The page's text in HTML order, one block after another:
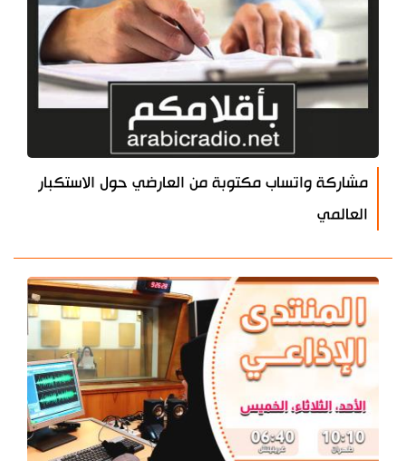
مشاركة واتساب مكتوبة من العارضي حول الاستكبار
العالمي